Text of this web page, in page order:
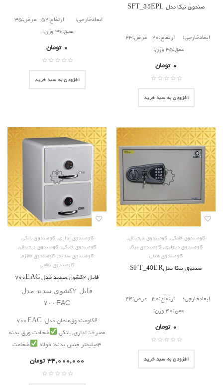
صندوق نیکا مدل SFT_35EPL
عمق:۳۵ وزن:
۰ تومان
افزودن به سبد خرید
ابعادخارجی؛ ارتفاع:۵۲ عرض:۳۵
عمق:۳۶ وزن؛
۰ تومان
افزودن به سبد خرید
گاوصندوق خانگی, گاوصندوق دیجیتال,
گاوصندوق دیواری, گاوصندوق نیکا,
گاوصندوق هتلی
صندوق نیکا مدلSFT_40ER
عمق:۴۰ وزن:
۰ تومان
افزودن به سبد خرید
گاوصندوق اداری, گاوصندوق بانکی,
گاوصندوق خانگی, گاوصندوق دیجیتال,
گاوصندوق سدید, گاوصندوق مغازه,
گاوصندوق نظامی
فایل ۲کشوی سدید مدل ۷۰۰EAC
فایل ۲کشوی سدید مدل
۷۰۰EAC
#‌گاوصندوق‌ماهان مدل؛ ‌۷۰۰EAC
مصرف: ‌اداری,بانکی
ضخامت ورق بدنه
۳میلیمتر جنس بدنه: فولاد
ضخامت
۳۴,۰۰۰,۰۰۰تومان